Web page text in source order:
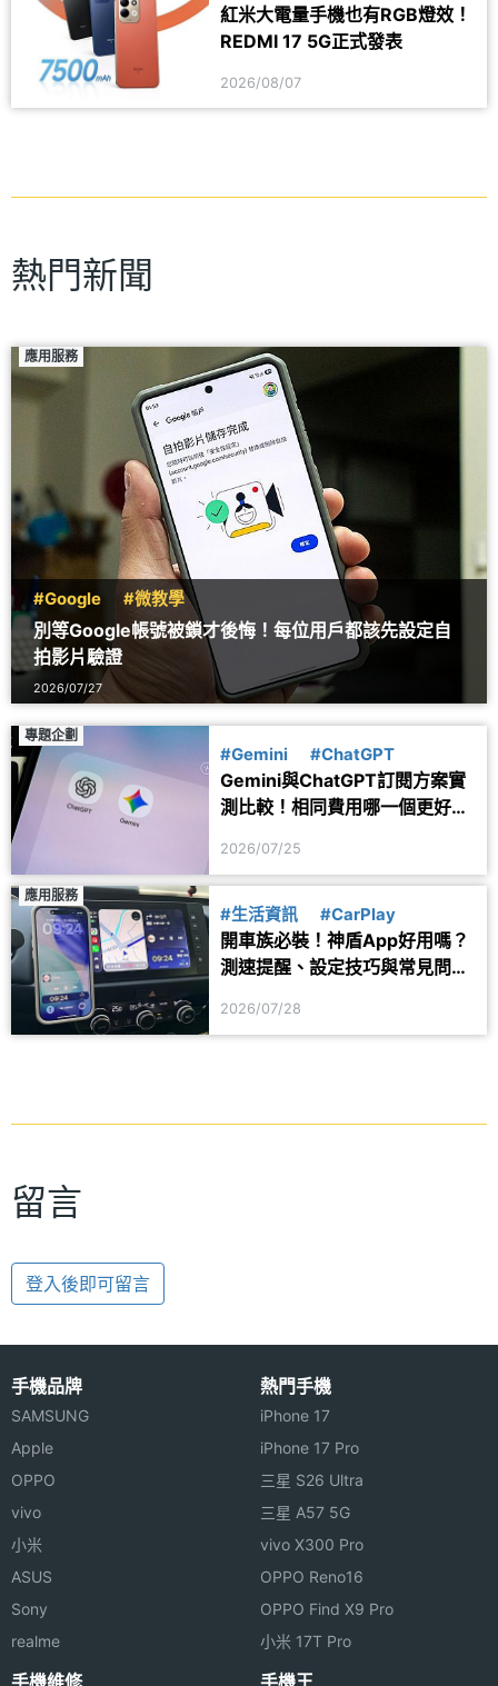
紅米
紅米大電量手機也有RGB燈效！
REDMI 17 5G正式發表
2026/08/07
熱門新聞
應用服務
#Google #微教學
別等Google帳號被鎖才後悔！每位用戶都該先設定自
拍影片驗證
2026/07/27
專題企劃
#Gemini #ChatGPT
Gemini與ChatGPT訂閱方案實
測比較！相同費用哪一個更好
2026/07/25
應用服務
#生活資訊 #CarPlay
開車族必裝！神盾App好用嗎？
測速提醒、設定技巧與常見問題
2026/07/28
留言
登入後即可留言
手機品牌
SAMSUNG
Apple
OPPO
vivo
小米
ASUS
Sony
realme
熱門手機
iPhone 17
iPhone 17 Pro
三星 S26 Ultra
三星 A57 5G
vivo X300 Pro
OPPO Reno16
OPPO Find X9 Pro
小米 17T Pro
手機維修 手機王